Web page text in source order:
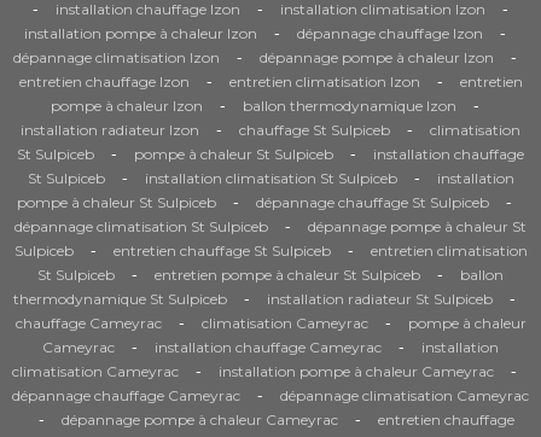
- installation chauffage Izon - installation climatisation Izon -
installation pompe à chaleur Izon - dépannage chauffage Izon -
dépannage climatisation Izon - dépannage pompe à chaleur Izon -
entretien chauffage Izon - entretien climatisation Izon -
entretien
pompe à chaleur Izon
- ballon thermodynamique Izon -
installation radiateur Izon - chauffage St Sulpiceb -
climatisation
St Sulpiceb
- pompe à chaleur St Sulpiceb -
installation chauffage
St Sulpiceb
- installation climatisation St Sulpiceb -
installation
pompe à chaleur St Sulpiceb
- dépannage chauffage St Sulpiceb -
dépannage climatisation St Sulpiceb -
dépannage pompe à chaleur St
Sulpiceb
- entretien chauffage St Sulpiceb -
entretien climatisation
St Sulpiceb
- entretien pompe à chaleur St Sulpiceb -
ballon
thermodynamique St Sulpiceb
- installation radiateur St Sulpiceb -
chauffage Cameyrac - climatisation Cameyrac -
pompe à chaleur
Cameyrac
- installation chauffage Cameyrac -
installation
climatisation Cameyrac
- installation pompe à chaleur Cameyrac -
dépannage chauffage Cameyrac - dépannage climatisation Cameyrac
- dépannage pompe à chaleur Cameyrac -
entretien chauffage